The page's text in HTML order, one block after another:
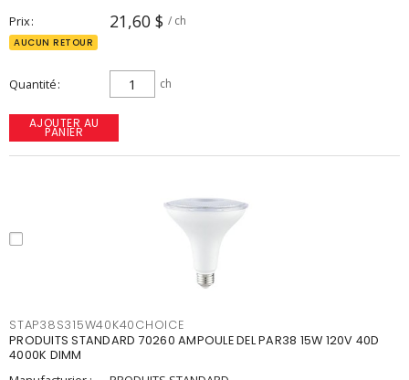
Prix 21,60 $ / ch
AUCUN RETOUR
Quantité ch
AJOUTER AU
PANIER
STAP38S315W40K40CHOICE
PRODUITS STANDARD 70260 AMPOULE DEL PAR38 15W 120V 40D
4000K DIMM